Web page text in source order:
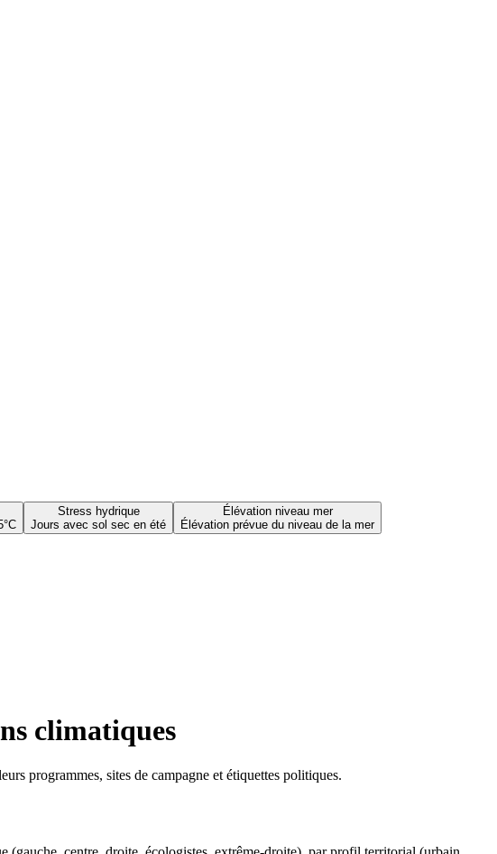
Stress hydrique
Jours avec sol sec en été
Élévation niveau mer
Élévation prévue du niveau de la mer
climatiques
programmes, sites de campagne et étiquettes politiques.